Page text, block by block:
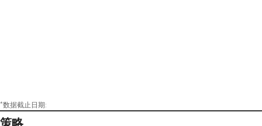
*数据截止日期:
策略